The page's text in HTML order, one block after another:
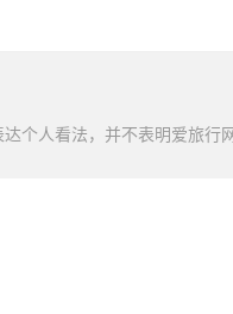
个人看法，并不表明爱旅行